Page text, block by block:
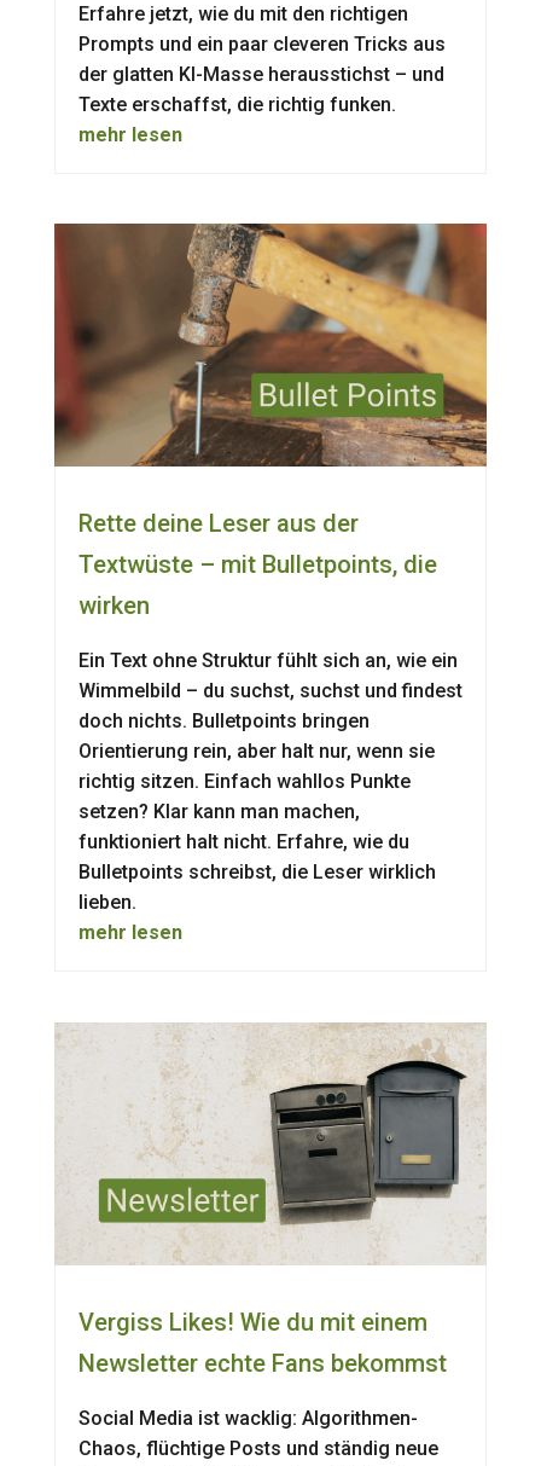
Erfahre jetzt, wie du mit den richtigen
Prompts und ein paar cleveren Tricks aus
der glatten KI-Masse herausstichst – und
Texte erschaffst, die richtig funken.
mehr lesen
Rette deine Leser aus der
Textwüste – mit Bulletpoints, die
wirken
Ein Text ohne Struktur fühlt sich an, wie ein
Wimmelbild – du suchst, suchst und findest
doch nichts. Bulletpoints bringen
Orientierung rein, aber halt nur, wenn sie
richtig sitzen. Einfach wahllos Punkte
setzen? Klar kann man machen,
funktioniert halt nicht. Erfahre, wie du
Bulletpoints schreibst, die Leser wirklich
lieben.
mehr lesen
Vergiss Likes! Wie du mit einem
Newsletter echte Fans bekommst
Social Media ist wacklig: Algorithmen-
Chaos, flüchtige Posts und ständig neue